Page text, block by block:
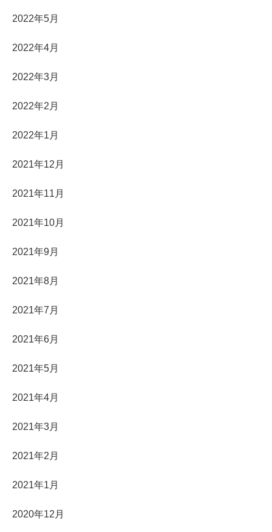
2022年5月
2022年4月
2022年3月
2022年2月
2022年1月
2021年12月
2021年11月
2021年10月
2021年9月
2021年8月
2021年7月
2021年6月
2021年5月
2021年4月
2021年3月
2021年2月
2021年1月
2020年12月